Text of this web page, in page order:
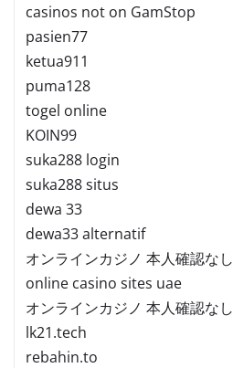
casinos not on GamStop
pasien77
ketua911
puma128
togel online
KOIN99
suka288 login
suka288 situs
dewa 33
dewa33 alternatif
オンラインカジノ 本人確認なし
online casino sites uae
オンラインカジノ 本人確認なし
lk21.tech
rebahin.to